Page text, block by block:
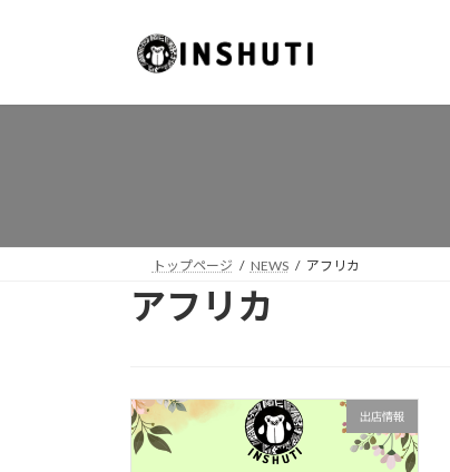
プ
動
トップページ NEWS アフリカ
アフリカ
出店情報